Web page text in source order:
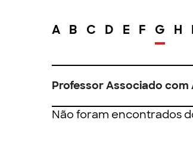
A B C D E F G H
Professor Associado com
Não foram encontrados